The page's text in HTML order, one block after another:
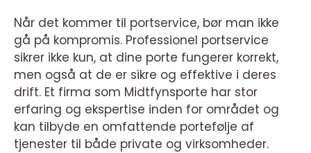
Når det kommer til portservice, bør man ikke
gå på kompromis. Professionel portservice
sikrer ikke kun, at dine porte fungerer korrekt,
men også at de er sikre og effektive i deres
drift. Et firma som Midtfynsporte har stor
erfaring og ekspertise inden for området og
kan tilbyde en omfattende portefølje af
tjenester til både private og virksomheder.